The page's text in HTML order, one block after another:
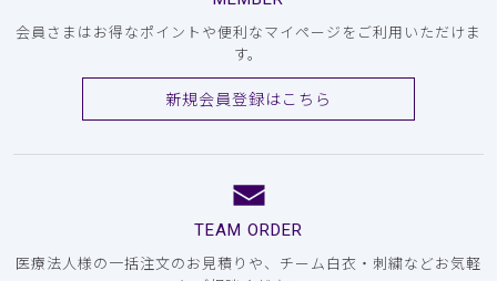
会員さまはお得なポイントや便利なマイページをご利用いただけま
す。
新規会員登録はこちら
TEAM ORDER
医療法人様の一括注文のお見積りや、チーム白衣・刺繍などお気軽